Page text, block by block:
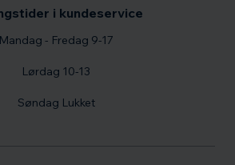
i kundeservice
Mandag - Fredag 9-17
Lørdag 10-13
Søndag Lukket